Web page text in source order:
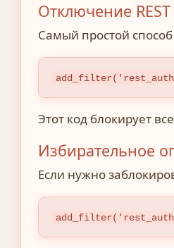
Отключение
Самый простой
Этот код блокирует
Избирательное
Если нужно